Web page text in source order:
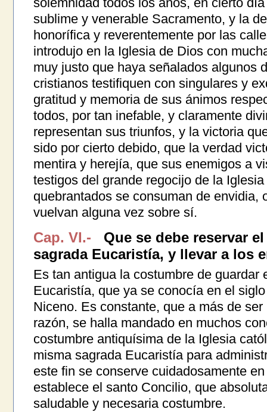
sublime y venerable Sacramento, y la
honorífica y reverentemente por las
introdujo en la Iglesia de Dios con
muy justo que haya señalados algunos
cristianos testifiquen con singulares y
gratitud y memoria de sus ánimos
todos, por tan inefable, y claramente
representan sus triunfos, y la victoria
sido por cierto debido, que la verdad
mentira y herejía, que sus enemigos a
testigos del grande regocijo de la
quebrantados se consuman de envidia,
vuelvan alguna vez sobre sí.
Cap. VI.-
Que se debe reservar
sagrada Eucaristía, y llevar a los
Es tan antigua la costumbre de guardar
Eucaristía, que ya se conocía en el
Niceno. Es constante, que a más de
razón, se halla mandado en muchos
costumbre antiquísima de la Iglesia
misma sagrada Eucaristía para
este fin se conserve cuidadosamente
establece el santo Concilio, que
saludable y necesaria costumbre.